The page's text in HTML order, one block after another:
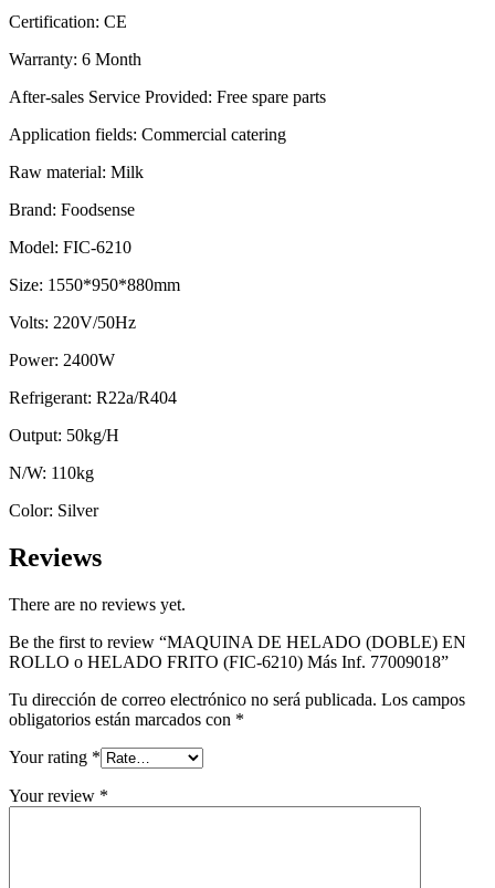
Certification: CE
Warranty: 6 Month
After-sales Service Provided: Free spare parts
Application fields: Commercial catering
Raw material: Milk
Brand: Foodsense
Model: FIC-6210
Size: 1550*950*880mm
Volts: 220V/50Hz
Power: 2400W
Refrigerant: R22a/R404
Output: 50kg/H
N/W: 110kg
Color: Silver
Reviews
There are no reviews yet.
Be the first to review “MAQUINA DE HELADO (DOBLE) EN
ROLLO o HELADO FRITO (FIC-6210) Más Inf. 77009018”
Tu dirección de correo electrónico no será publicada. Los campos
obligatorios están marcados con *
Your rating *
Your review *